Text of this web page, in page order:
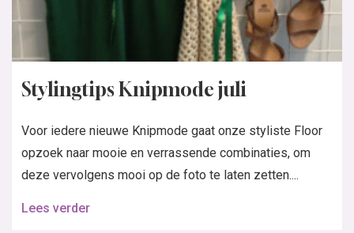
Stylingtips Knipmode juli
Voor iedere nieuwe Knipmode gaat onze styliste Floor
opzoek naar mooie en verrassende combinaties, om
deze vervolgens mooi op de foto te laten zetten....
Lees verder